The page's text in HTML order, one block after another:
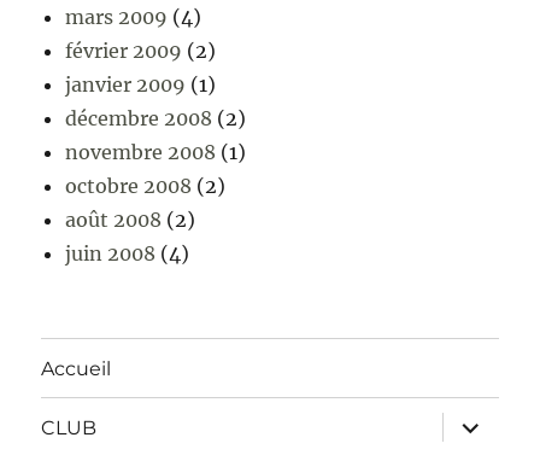
mars 2009 (4)
février 2009 (2)
janvier 2009 (1)
décembre 2008 (2)
novembre 2008 (1)
octobre 2008 (2)
août 2008 (2)
juin 2008 (4)
Accueil
CLUB
ouvrir
le